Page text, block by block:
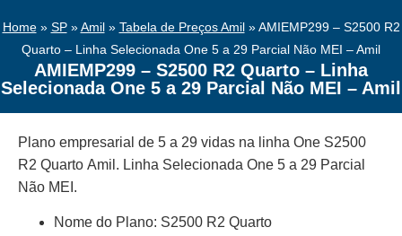
Home» SP» Amil » Tabela de Preços Amil » AMIEMP299 – S2500 R2
Quarto – Linha Selecionada One 5 a 29 Parcial Não MEI – Amil
AMIEMP299 – S2500 R2 Quarto – Linha
Selecionada One 5 a 29 Parcial Não MEI – Amil
Plano empresarial de 5 a 29 vidas na linha One S2500
R2 Quarto Amil. Linha Selecionada One 5 a 29 Parcial
Não MEI.
Nome do Plano: S2500 R2 Quarto